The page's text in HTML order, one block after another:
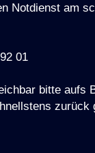
Notdienst am
01
bitte aufs
zurück